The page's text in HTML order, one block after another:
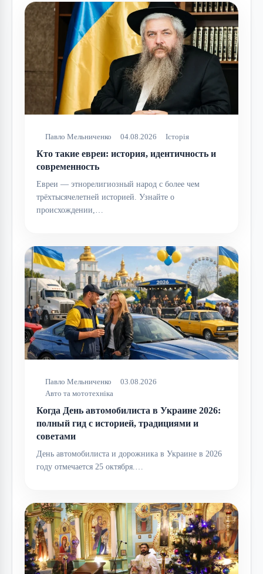
Павло Мельниченко 04.08.2026 Історія
Кто такие евреи: история, идентичность и
современность
Евреи — этнорелигиозный народ с более чем
трёхтысячелетней историей. Узнайте о
происхождении,…
Павло Мельниченко
03.08.2026
Авто та мототехніка
Когда День автомобилиста в Украине 2026:
полный гид с историей, традициями и
советами
День автомобилиста и дорожника в Украине в 2026
году отмечается 25 октября.…